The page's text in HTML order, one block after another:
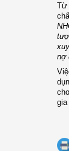
Từ
nợ